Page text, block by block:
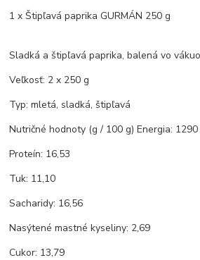
1 x Štipľavá paprika GURMÁN 250 g
Sladká a štipľavá paprika, balená vo
Veľkosť: 2 x 250 g
Typ: mletá, sladká, štipľavá
Nutričné hodnoty (g / 100 g) Energia:
Proteín: 16,53
Tuk: 11,10
Sacharidy: 16,56
Nasýtené mastné kyseliny: 2,69
Cukor: 13,79